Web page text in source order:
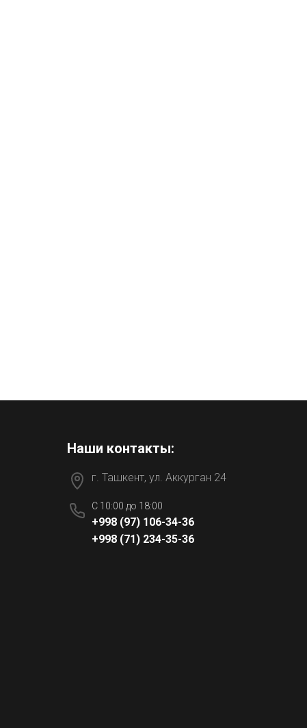
Наши контакты:
г. Ташкент, ул. Аккурган 24
C 10:00 до 18:00
+998 (97) 106-34-36
+998 (71) 234-35-36